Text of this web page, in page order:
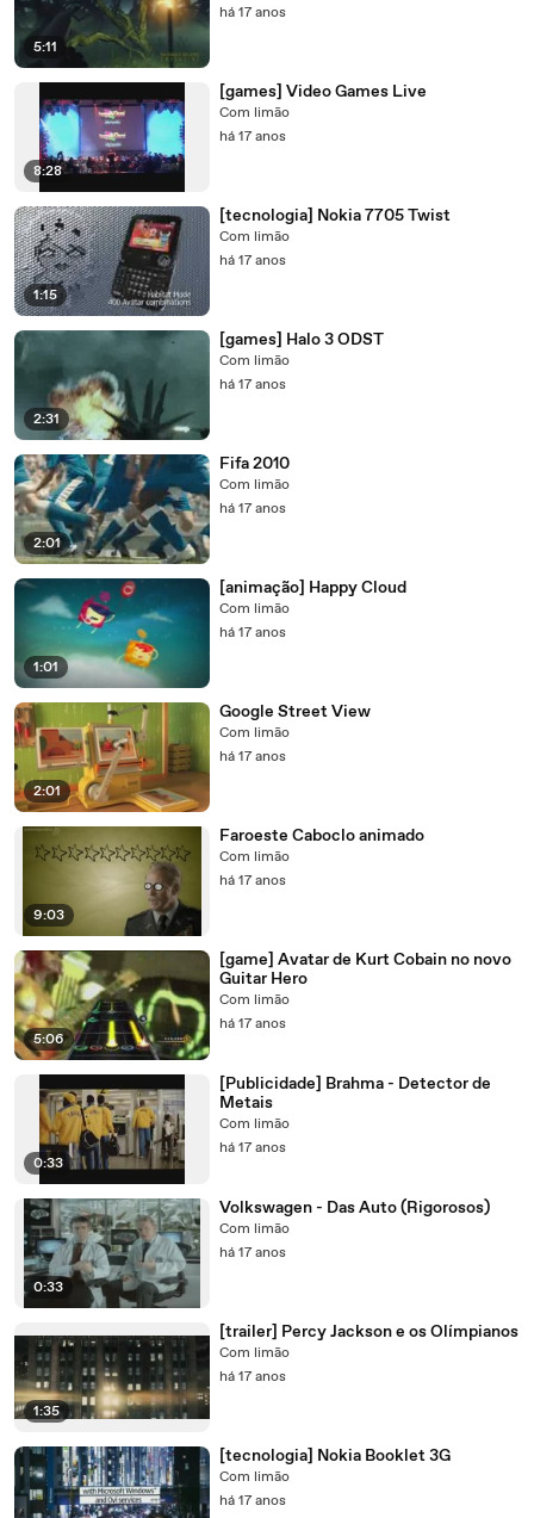
5:11
há 17 anos
8:28
[games] Video Games Live
Com limão
há 17 anos
1:15
[tecnologia] Nokia 7705 Twist
Com limão
há 17 anos
2:31
[games] Halo 3 ODST
Com limão
há 17 anos
2:01
Fifa 2010
Com limão
há 17 anos
1:01
[animação] Happy Cloud
Com limão
há 17 anos
2:01
Google Street View
Com limão
há 17 anos
9:03
Faroeste Caboclo animado
Com limão
há 17 anos
5:06
[game] Avatar de Kurt Cobain no novo
Guitar Hero
Com limão
há 17 anos
0:33
[Publicidade] Brahma - Detector de
Metais
Com limão
há 17 anos
0:33
Volkswagen - Das Auto (Rigorosos)
Com limão
há 17 anos
1:35
[trailer] Percy Jackson e os Olímpianos
Com limão
há 17 anos
[tecnologia] Nokia Booklet 3G
Com limão
há 17 anos